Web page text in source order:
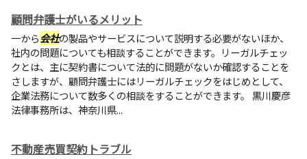
顧問弁護士がいるメリット
一から会社の製品やサービスについて説明する必要がないほか、
社内の問題についても相談することができます。リーガルチェッ
クとは、主に契約書について法的に問題がないか確認することを
さしますが、顧問弁護士にはリーガルチェックをはじめとして、
企業法務について数多くの相談をすることができます。 黒川慶彦
法律事務所は、神奈川県...
不動産売買契約トラブル